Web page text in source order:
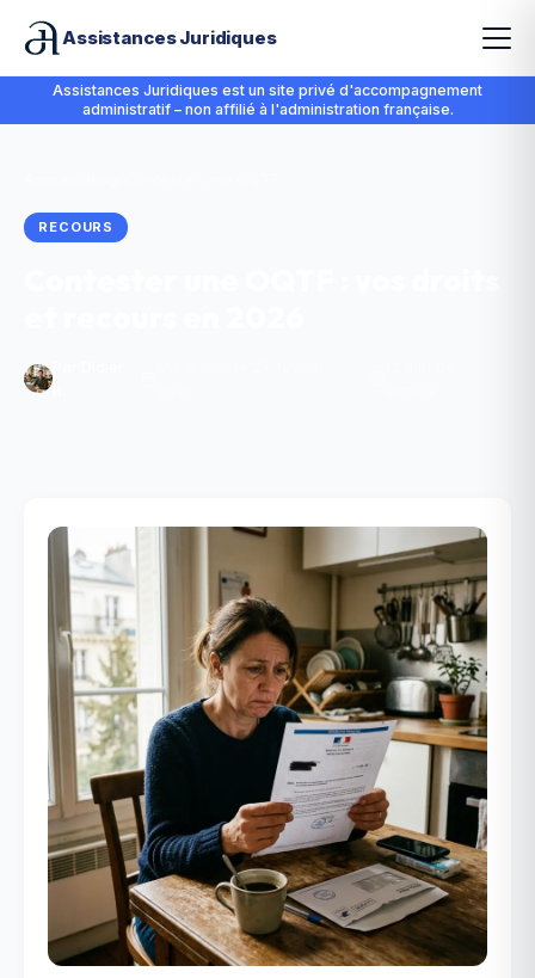
Assistances Juridiques
Assistances Juridiques est un site privé d'accompagnement
administratif – non affilié à l'administration française.
RECOURS